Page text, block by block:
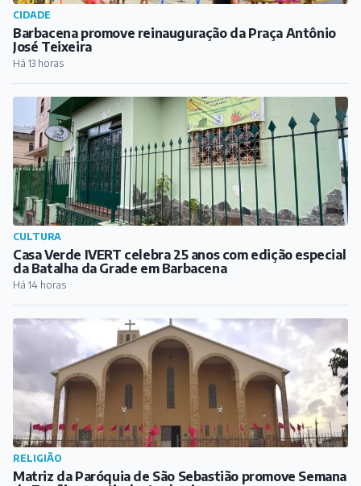
CULTURA
Casa Verde IVERT celebra 25 anos com edição especial
da Batalha da Grade em Barbacena
Há 14 horas
RELIGIÃO
Matriz da Paróquia de São Sebastião promove Semana
da Família a partir deste domingo
Há 15 horas
CIDADE